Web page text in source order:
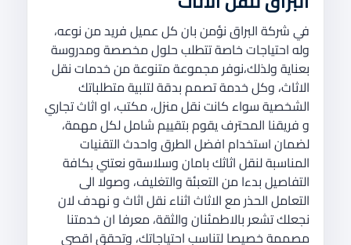
في شركة البراق نؤمن بان كل عميل فريد من نوعه،
وله احتياجات خاصة تتطلب حلول مخصصة ومدروسة
بعناية ولذلك،نوفر مجموعة متنوعة من خدمات نقل
الاثاث، وكل خدمة تصمم بدقة لتلبية متطلباتك
الشخصية سواء كانت نقل منزل، مكتب، او اثاث تجاري
و فريقنا المحترف يقوم بتقييم شامل لكل مهمة،
لضمان استخدام افضل الطرق واحدث التقنيات
المناسبة لنقل اثاثك بامان وسلاسةو نعتني بكافة
التفاصيل بدءا من التعبئة والتغليف، وصولا الى
التعامل الحذر مع الاثاث اثناء نقل اثاث و نهدف لان
نجعلك تشعر بالاطمئنان والثقة، معرفا ان خدمتنا
مصممة خصيصا لتناسب احتياجاتك، وتحقق اقصى